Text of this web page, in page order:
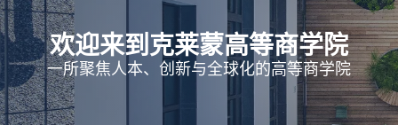
欢迎来到克莱蒙高等商学院
一所聚焦人本、创新与全球化的高等商学院